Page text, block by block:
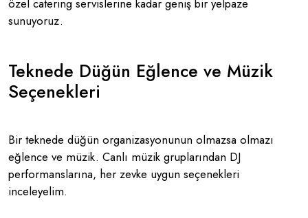
özel catering servislerine kadar geniş bir yelpaze
sunuyoruz.
Teknede Düğün Eğlence ve Müzik
Seçenekleri
Bir teknede düğün organizasyonunun olmazsa olmazı
eğlence ve müzik. Canlı müzik gruplarından DJ
performanslarına, her zevke uygun seçenekleri
inceleyelim.